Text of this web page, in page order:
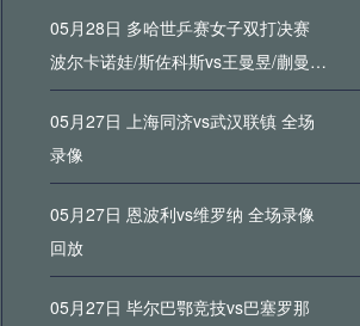
05月28日 多哈世乒赛女子双打决赛
波尔卡诺娃/斯佐科斯vs王曼昱/蒯曼
全场录像回放
05月27日 上海同济vs武汉联镇 全场
录像
05月27日 恩波利vs维罗纳 全场录像
回放
05月27日 毕尔巴鄂竞技vs巴塞罗那